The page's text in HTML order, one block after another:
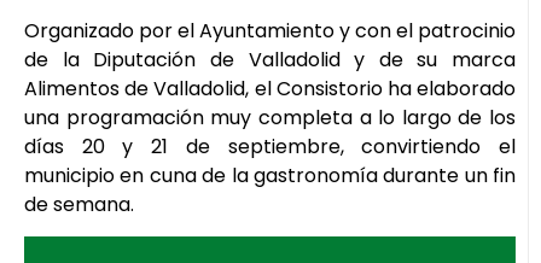
Organizado por el Ayuntamiento y con el patrocinio
de la Diputación de Valladolid y de su marca
Alimentos de Valladolid, el Consistorio ha elaborado
una programación muy completa a lo largo de los
días 20 y 21 de septiembre, convirtiendo el
municipio en cuna de la gastronomía durante un fin
de semana.